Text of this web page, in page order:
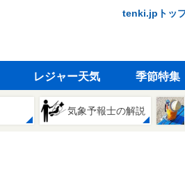
tenki.jpトッ
レジャー天気 季節特集
気象予報士の解説